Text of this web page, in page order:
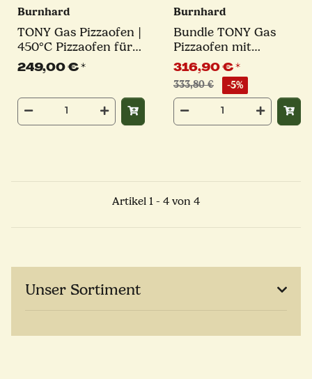
Burnhard
TONY Gas Pizzaofen |
450°C Pizzaofen für
Pizza bis 30 cm
249,00 €*
Burnhard
Bundle TONY Gas
Pizzaofen mit
Schutzhülle und
Schieber 3-tlg.
316,90 €*
333,80 € -5%
Artikel 1 - 4 von 4
Unser Sortiment